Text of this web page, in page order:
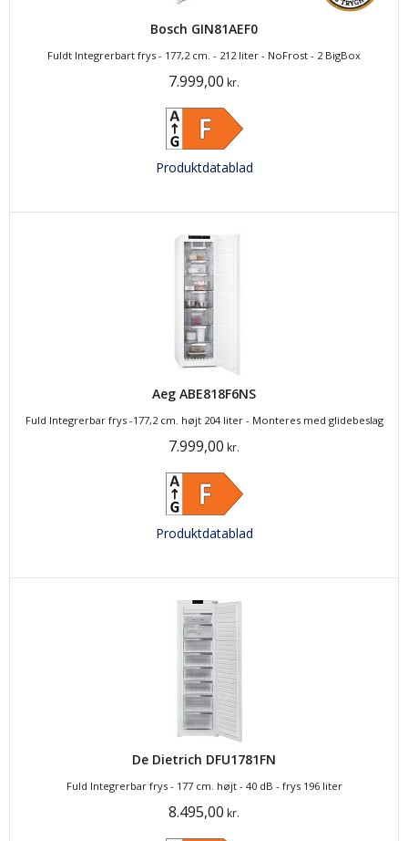
Bosch GIN81AEF0
Fuldt Integrerbart frys - 177,2 cm. - 212 liter - NoFrost - 2 BigBox
7.999,00 kr.
Produktdatablad
Aeg ABE818F6NS
Fuld Integrerbar frys -177,2 cm. højt 204 liter - Monteres med glidebeslag
7.999,00 kr.
Produktdatablad
De Dietrich DFU1781FN
Fuld Integrerbar frys - 177 cm. højt - 40 dB - frys 196 liter
8.495,00 kr.